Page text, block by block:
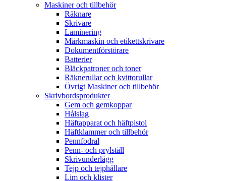
Maskiner och tillbehör
Räknare
Skrivare
Laminering
Märkmaskin och etikettskrivare
Dokumentförstörare
Batterier
Bläckpatroner och toner
Räknerullar och kvittorullar
Övrigt Maskiner och tillbehör
Skrivbordsprodukter
Gem och gemkoppar
Hålslag
Häftapparat och häftpistol
Häftklammer och tillbehör
Pennfodral
Penn- och prylställ
Skrivunderlägg
Tejp och tejphållare
Lim och klister